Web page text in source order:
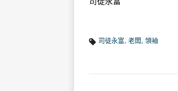
司徒永富 ,老闆 ,領袖